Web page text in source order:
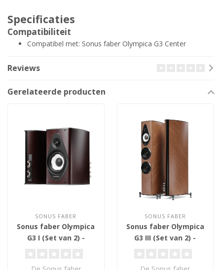
Specificaties
Compatibiliteit
Compatibel met: Sonus faber Olympica G3 Center
Reviews
Gerelateerde producten
SONUS FABER
Sonus faber Olympica
G3 I (Set van 2) -
SONUS FABER
Sonus faber Olympica
G3 III (Set van 2) -